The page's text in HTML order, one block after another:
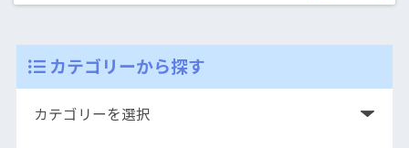
カテゴリーから探す